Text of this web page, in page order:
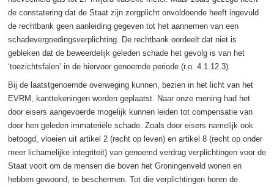
de constatering dat de Staat zijn zorgplicht onvoldoende heeft ingevuld
de rechtbank geen aanleiding gegeven tot het aannemen van een
schadevergoedingsverplichting. De rechtbank oordeelt dat niet is
gebleken dat de beweerdelijk geleden schade het gevolg is van het
‘toezichtsfalen’ in de hiervoor genoemde periode (r.o. 4.1.12.3).
Bij de laatstgenoemde overweging kunnen, bezien in het licht van het
EVRM, kanttekeningen worden geplaatst. Naar onze mening had het
door eisers aangevoerde mogelijk kunnen leiden tot compensatie van
door hen geleden immateriële schade. Zoals door eisers namelijk ook
betoogd, vloeien uit artikel 2 (recht op leven) en artikel 8 (recht op onder
meer lichamelijke integriteit) van genoemd verdrag verplichtingen voor de
Staat voort om de mensen die boven het Groningenveld wonen en
hebben gewoond, te beschermen. Tot die verplichtingen horen de